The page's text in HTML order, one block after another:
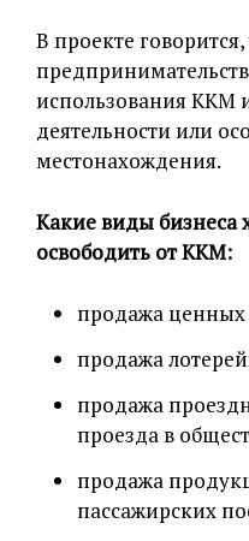
В проекте
использования ККМ
деятельности или
местонахождения.
Какие виды бизнеса
освободить от ККМ:
продажа ценных
продажа
продажа
проезда в
продажа
пассажирских